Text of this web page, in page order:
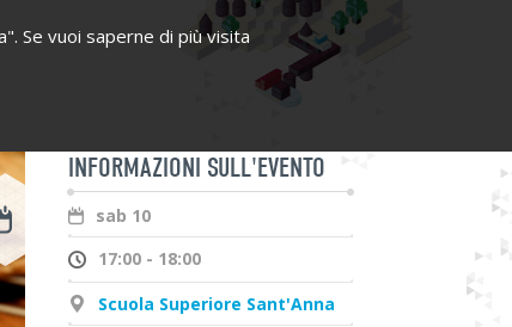
INFORMAZIONI SULL'EVENTO
sab 10
17:00 - 18:00
Scuola Superiore Sant'Anna
Se vuoi saperne di più visita